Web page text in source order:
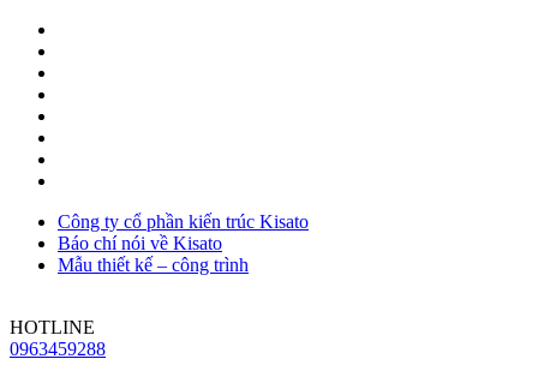
Công ty cổ phần kiến trúc Kisato
Báo chí nói về Kisato
Mẫu thiết kế – công trình
HOTLINE
0963459288